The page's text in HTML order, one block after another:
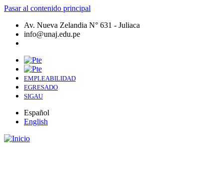
Pasar al contenido principal
Av. Nueva Zelandia N° 631 - Juliaca
info@unaj.edu.pe
EMPLEABILIDAD
EGRESADO
SIGAU
Español
English